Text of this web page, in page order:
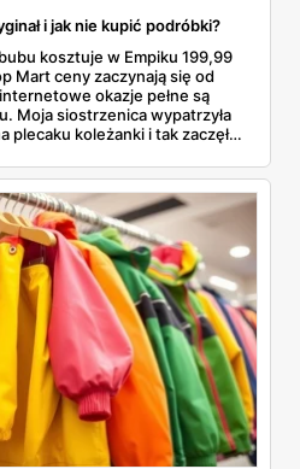
i jak nie kupić podróbki?
kosztuje w Empiku 199,99
Mart ceny zaczynają się od
okazje pełne są
Moja siostrzenica wypatrzyła
koleżanki i tak zaczęło
że sprzedawca nie wciska nam
czego się dowiedziałam —
której za chwilę.